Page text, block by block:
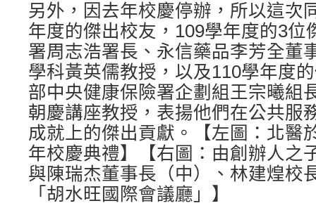
另外，因去年校慶停辦，所以這次
年度的傑出校友，109學年度的3位
署周志浩署長、永信藥品李芳全董
學科黃英儒教授，以及110學年度
部中央健康保險署企劃組王宗曦組
朝慶講座教授，表揚他們在公共服
成就上的傑出貢獻。【左圖：北醫
年校慶典禮】【右圖：由創辦人之
與陳瑞杰董事長（中）、林建煌校
「胡水旺國際會議廳」】